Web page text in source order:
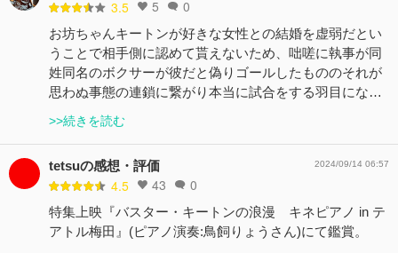
3.5 5 0
お坊ちゃんキートンが好きな女性との結婚を虚弱だとい
うことで相手側に認めて貰えないため、咄嗟に執事が同
姓同名のボクサーが彼だと偽りゴールしたもののそれが
思わぬ事態の連鎖に繋がり本当に試合をする羽目にな…
>>続きを読む
tetsuの感想・評価
4.5 43 0
2024/09/14 06:57
特集上映『バスター・キートンの浪漫 キネピアノ in テ
アトル梅田』(ピアノ演奏:鳥飼りょうさん)にて鑑賞。